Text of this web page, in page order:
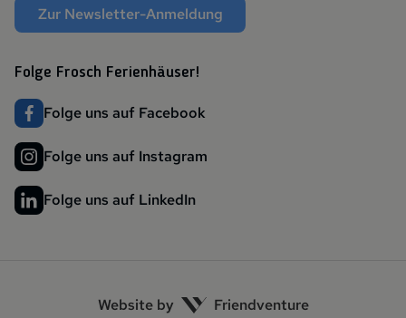
Zur Newsletter-Anmeldung
Folge Frosch Ferienhäuser!
Folge uns auf Facebook
Folge uns auf Instagram
Folge uns auf LinkedIn
Website by Friendventure